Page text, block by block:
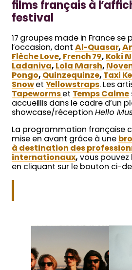
films français à
festival
17 groupes made in France se
l’occasion, dont Al-Quasar,
Flèche Love, French 79, Koki
Ladaniva, Lola Marsh,
Pongo, Quinzequinze, Taxi
Snow et Yellowstraps. Les
Tapeworms et Temps Calme
accueillis dans le cadre d’un
showcase/réception Hello
La programmation française
mise en avant grâce à une
à destination des
internationaux, vous
en cliquant sur le bouton ci-